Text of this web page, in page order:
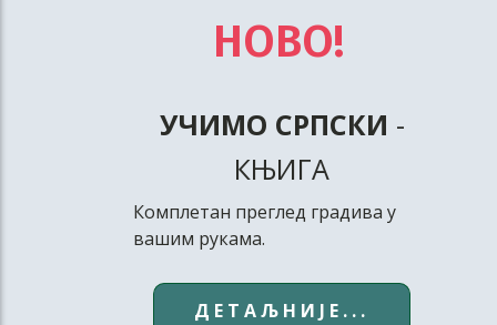
НОВО!
УЧИМО СРПСКИ -
КЊИГА
Комплетан преглед градива у
вашим рукама.
ДЕТАЉНИЈЕ...